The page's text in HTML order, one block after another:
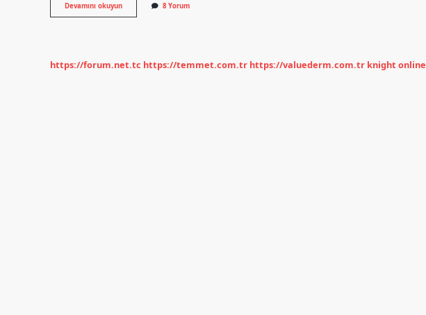
Devamını okuyunKöy
Peyniri
8 Yorum
https://forum.net.tc https://temmet.com.tr https://valuederm.com.tr knight online